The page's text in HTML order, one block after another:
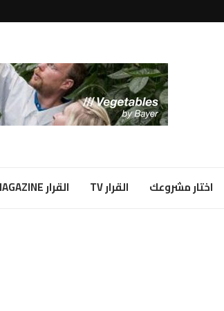
اختار مشروعك القرار TV القرار MAGAZINE